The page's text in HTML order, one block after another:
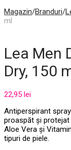
Magazin/Branduri/
ml
Lea Men
Dry, 150
22,95 lei
Antiperspirant
proaspăt și protejat
Aloe Vera și
tipuri de piele.